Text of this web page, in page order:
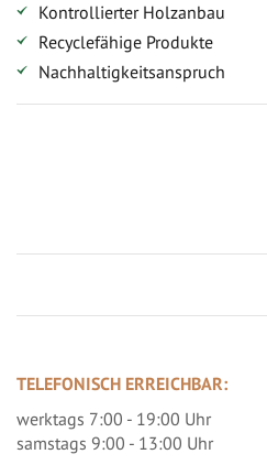
Kontrollierter Holzanbau
Recyclefähige Produkte
Nachhaltigkeitsanspruch
TELEFONISCH ERREICHBAR:
werktags 7:00 - 19:00 Uhr
samstags 9:00 - 13:00 Uhr